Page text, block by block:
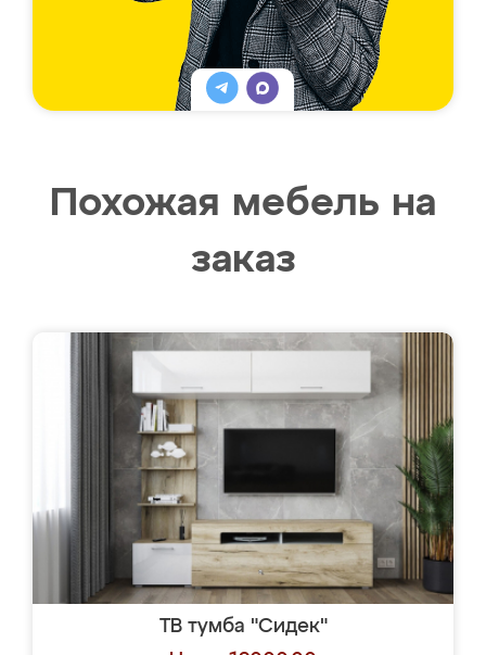
Похожая мебель на
заказ
ТВ тумба "Сидек"